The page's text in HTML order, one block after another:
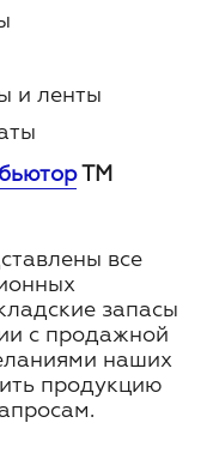
и ленты
ТМ
все
запасы
с продажной
наших
продукцию